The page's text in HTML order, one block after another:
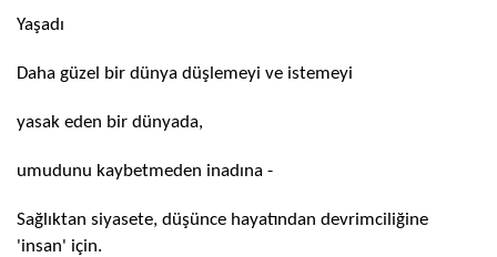
Yaşadı
Daha güzel bir dünya düşlemeyi ve istemeyi
yasak eden bir dünyada,
umudunu kaybetmeden inadına -
Sağlıktan siyasete, düşünce hayatından devrimciliğine
'insan' için.